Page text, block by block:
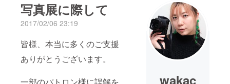
写真展に際して
2017/02/06 23:19
皆様、本当に多くのご支援
ありがとうございます。
wakac